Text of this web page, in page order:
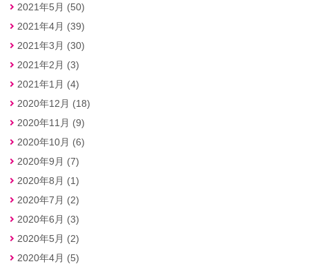
2021年5月 (50)
2021年4月 (39)
2021年3月 (30)
2021年2月 (3)
2021年1月 (4)
2020年12月 (18)
2020年11月 (9)
2020年10月 (6)
2020年9月 (7)
2020年8月 (1)
2020年7月 (2)
2020年6月 (3)
2020年5月 (2)
2020年4月 (5)